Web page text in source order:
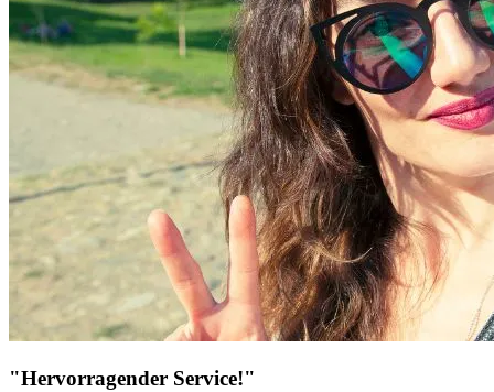
"Hervorragender Service!"